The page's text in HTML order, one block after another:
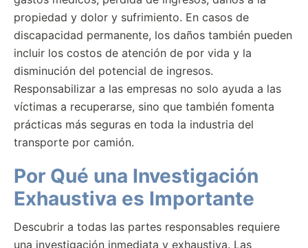
propiedad y dolor y sufrimiento. En casos de
discapacidad permanente, los daños también pueden
incluir los costos de atención de por vida y la
disminución del potencial de ingresos.
Responsabilizar a las empresas no solo ayuda a las
víctimas a recuperarse, sino que también fomenta
prácticas más seguras en toda la industria del
transporte por camión.
Por Qué una Investigación
Exhaustiva es Importante
Descubrir a todas las partes responsables requiere
una investigación inmediata y exhaustiva. Las